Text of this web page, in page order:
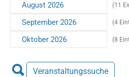
August 2026 (11
September 2026 (4
Oktober 2026 (8
Veranstaltungssuche